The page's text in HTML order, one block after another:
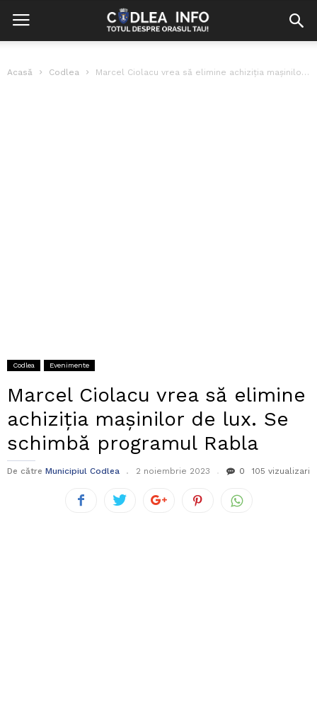
Acasă Codlea Marcel Ciolacu vrea să elimine achiziția mașinilor de lux. Se schimbă programul...
Codlea Evenimente
Marcel Ciolacu vrea să elimine
achiziția mașinilor de lux. Se
schimbă programul Rabla
De către Municipiul Codlea 2 noiembrie 2023 0 105 vizualizari